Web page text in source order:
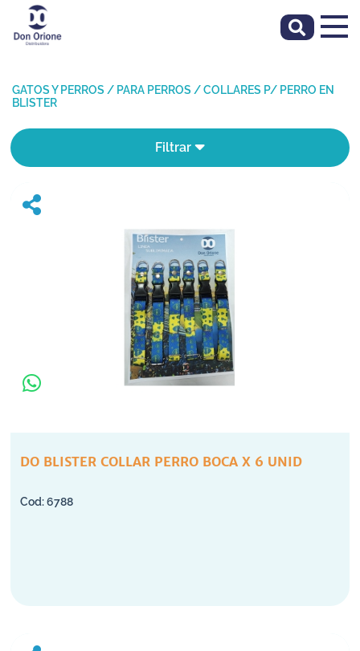
GATOS Y PERROS / PARA PERROS /COLLARES P/ PERRO EN
BLISTER
Filtrar
DO BLISTER COLLAR PERRO BOCA X 6 UNID
6788